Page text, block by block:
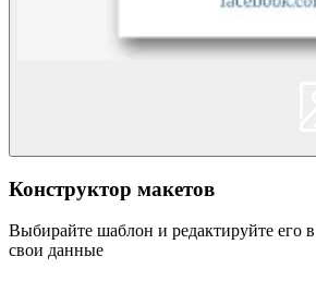
Конструктор макетов
Выбирайте шаблон и редактируйте его
свои данные